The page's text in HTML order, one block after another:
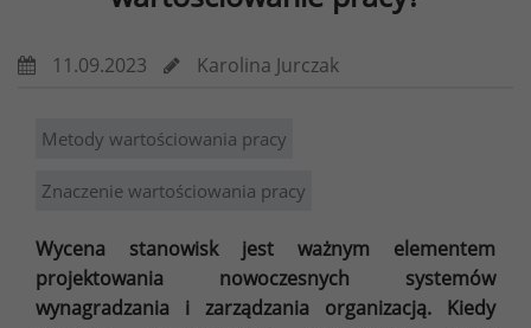
11.09.2023 Karolina Jurczak
Metody wartościowania pracy
Znaczenie wartościowania pracy
Wycena stanowisk jest ważnym elementem
projektowania nowoczesnych systemów
wynagradzania i zarządzania organizacją. Kiedy